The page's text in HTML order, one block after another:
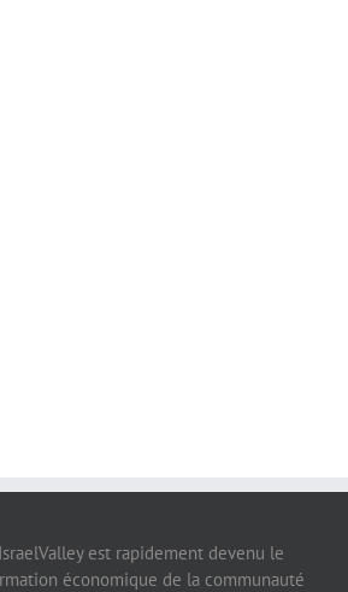
est rapidement devenu le
économique de la communauté